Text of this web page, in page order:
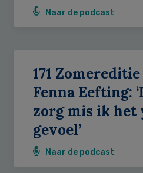
Naar de podcast
171
Fenna Eefting:
zorg mis ik het
gevoel’
Naar de podcast